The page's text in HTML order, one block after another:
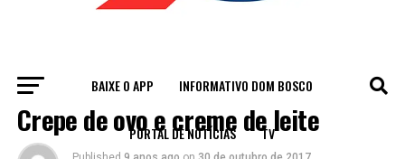
BAIXE O APP INFORMATIVO DOM BOSCO
PORTAL DE NOTÍCIAS TV
RECEITAS
Crepe de ovo e creme de leite